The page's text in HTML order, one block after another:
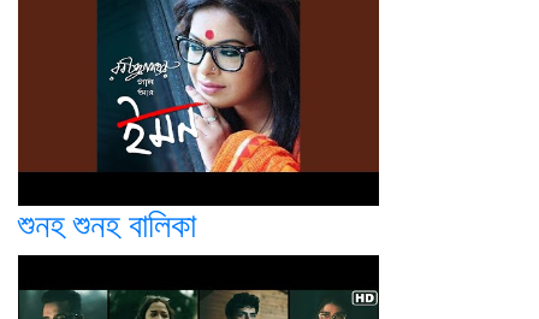
শুনহ শুনহ বালিকা